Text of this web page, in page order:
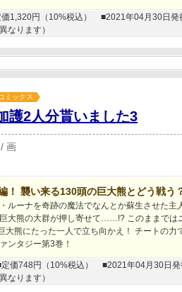
1,320円（10%税込）
■2021年04月30日発
なります）
ミックス
護2人分貰いました3
/ 画
！ 襲い来る130頭の巨大熊とどう戦う
ルーナを奇跡の魔法でなんとか蘇生させた主
大熊の大群が押し寄せて……!? このままでは
大熊にたった一人で立ち向かえ！ チートの力
ンタジー第3巻！
価748円（10%税込）
■2021年04月30日
なります）